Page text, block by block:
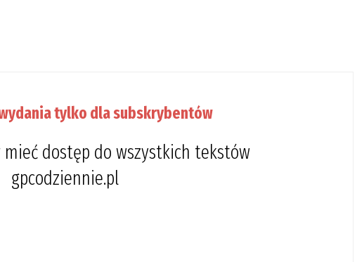
tylko dla subskrybentów
dostęp do wszystkich tekstów
gpcodziennie.pl